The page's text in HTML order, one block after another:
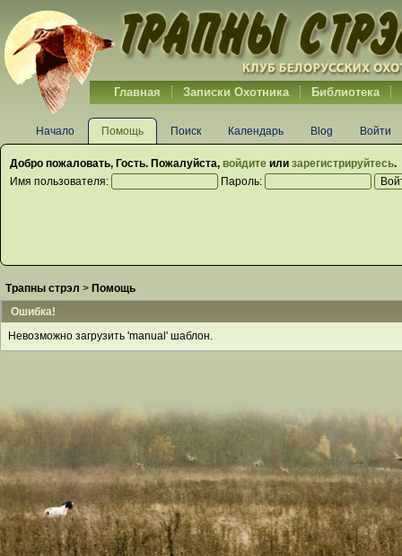
Главная Записки Охотника Библиотека
Начало Помощь Поиск Календарь Blog Войти
Добро пожаловать, Гость. Пожалуйста, войдите или зарегистрируйтесь.
Имя пользователя:
Пароль:
Трапны стрэл > Помощь
Ошибка!
Невозможно загрузить 'manual' шаблон.